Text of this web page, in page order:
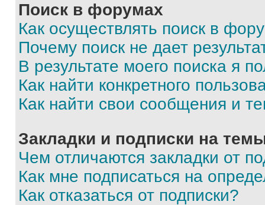
Поиск в форумах
Как осуществлять поиск в
Почему поиск не дает
В результате моего поиска я
Как найти конкретного
Как найти свои сообщения и
Закладки и подписки на
Чем отличаются закладки от
Как мне подписаться на
Как отказаться от подписки?